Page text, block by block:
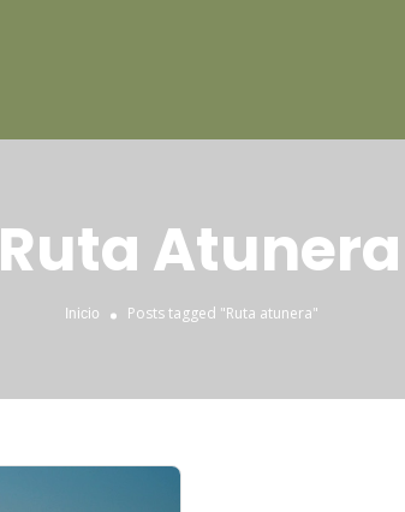
Ruta Atunera
Inicio Posts tagged "Ruta atunera"